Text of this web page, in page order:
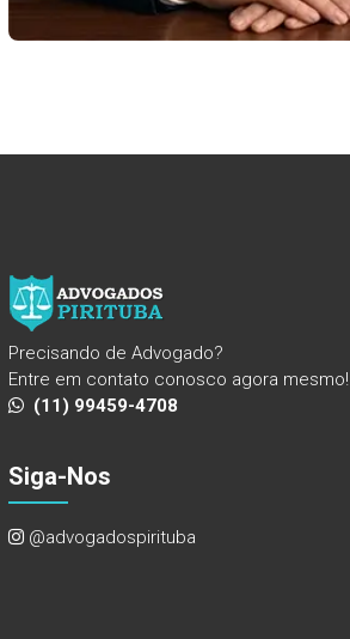
Precisando de Advogado?
Entre em contato conosco agora mesmo!
(11) 99459-4708
Siga-Nos
@advogadospirituba